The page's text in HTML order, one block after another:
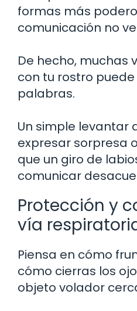
formas más
comunicación no
De hecho, muchas
con tu rostro
palabras.
Un simple levantar
expresar sorpresa
que un giro de
comunicar
Protección y
vía
Piensa en cómo
cómo cierras los
objeto volador